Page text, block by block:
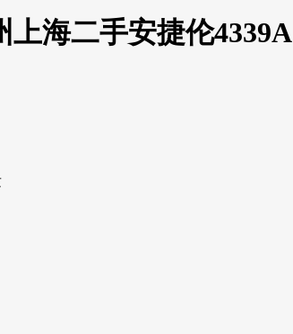
上海二手安捷伦4339A